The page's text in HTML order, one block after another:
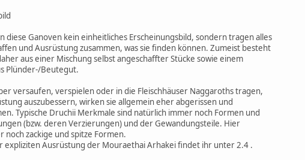
diese Ganoven kein einheitliches Erscheinungsbild, sondern tragen alles
und Ausrüstung zusammen, was sie finden können. Zumeist besteht
aus einer Mischung selbst angeschaffter Stücke sowie einem
Plünder-/Beutegut.
versaufen, verspielen oder in die Fleischhäuser Naggaroths tragen,
auszubessern, wirken sie allgemein eher abgerissen und
Typische Druchii Merkmale sind natürlich immer noch Formen und
(bzw. deren Verzierungen) und der Gewandungsteile. Hier
noch zackige und spitze Formen.
expliziten Ausrüstung der Mouraethai Arhakei findet ihr unter 2.4 .